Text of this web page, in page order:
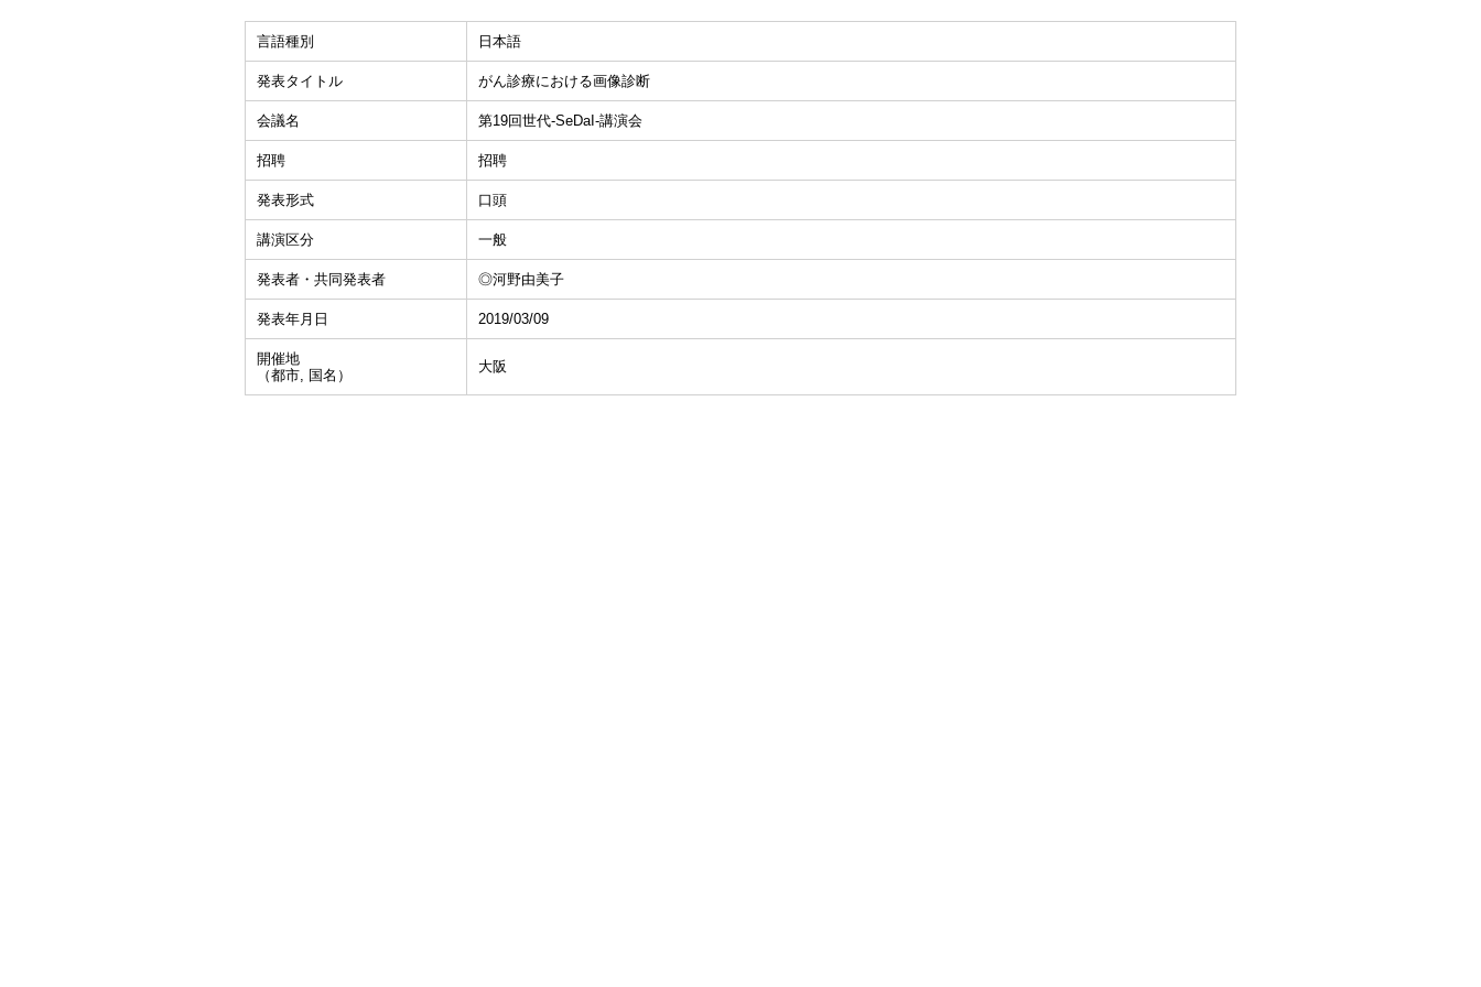
言語種別 日本語
発表タイトル がん診療における画像診断
会議名 第19回世代-SeDaI-講演会
招聘 招聘
発表形式 口頭
講演区分 一般
発表者・共同発表者 ◎河野由美子
発表年月日 2019/03/09
開催地
（都市, 国名）
大阪